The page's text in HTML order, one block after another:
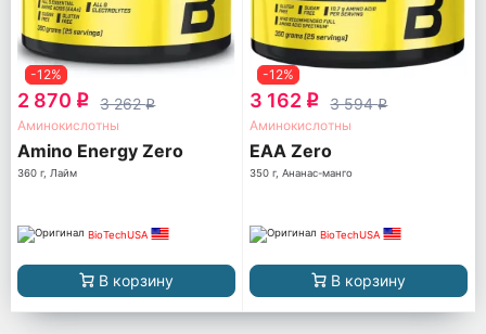
-12%
2 870 q 3 262q
Аминокислотны
Amino Energy Zero
360 г, Лайм
BioTechUSA
В корзину
-12%
3 162 q 3 594q
Аминокислотны
EAA Zero
350 г, Ананас-манго
BioTechUSA
В корзину